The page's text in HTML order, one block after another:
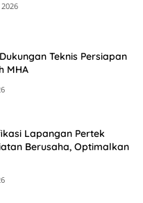
Teknis Persiapan
MHA
Lapangan Pertek
Berusaha, Optimalkan